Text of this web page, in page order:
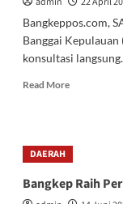
Bangkeppos.com,
Banggai
konsultasi
Read MoreRead
I
Konsultasi
DAERAH
Bangkep Raih